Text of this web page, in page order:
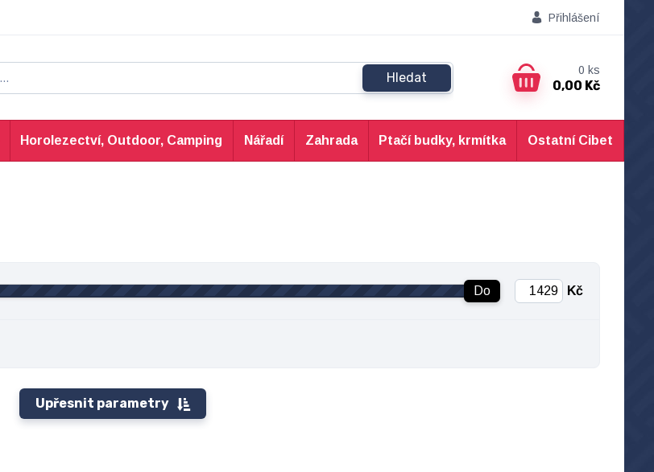
Přihlášení
Hledat 0 ks
0,00 Kč
Horolezectví, Outdoor, Camping Nářadí Zahrada Ptačí budky, krmítka Ostatní Cibet
Upřesnit parametry
Do Kč